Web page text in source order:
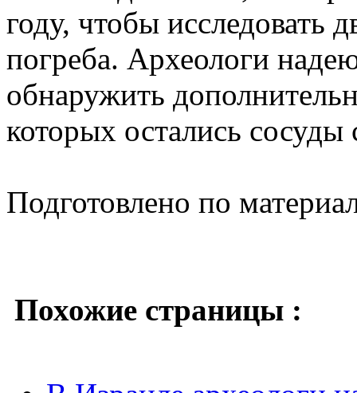
году, чтобы исследовать
погреба. Археологи
обнаружить
которых остались сосуды
Подготовлено по
Похожие страницы :